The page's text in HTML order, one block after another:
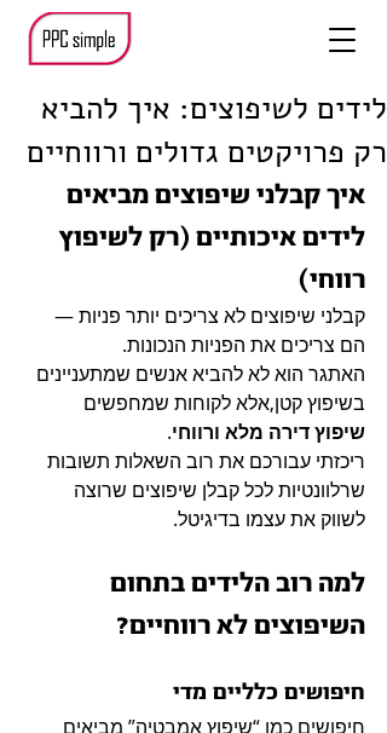
לידים לשיפוצים: איך להביא
רק פרויקטים גדולים ורווחיים
איך קבלני שיפוצים מביאים
לידים איכותיים (רק לשיפוץ
רווחי)
קבלני שיפוצים לא צריכים יותר פניות —
הם צריכים את הפניות הנכונות.
האתגר הוא לא להביא אנשים שמתעניינים
בשיפוץ קטן,אלא לקוחות שמחפשים
שיפוץ דירה מלא ורווחי.
ריכזתי עבורכם את רוב השאלות תשובות
שרלוונטיות לכל קבלן שיפוצים שרוצה
לשווק את עצמו בדיגיטל.
למה רוב הלידים בתחום
השיפוצים לא רווחיים?
חיפושים כלליים מדי
חיפושים כמו “שיפוץ אמבטיה” מביאים